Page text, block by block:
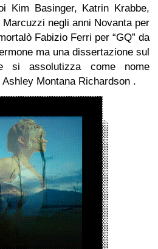
Kim Basinger, Katrin Krabbe,
negli anni Novanta per
Fabizio Ferri per “GQ” da
ma una dissertazione sul
si assolutizza come nome
Ashley Montana Richardson .